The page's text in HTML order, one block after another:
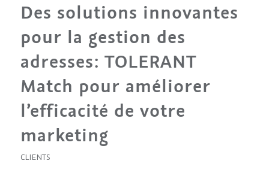
Des solutions innovantes
pour la gestion des
adresses: TOLERANT
Match pour améliorer
l’efficacité de votre
marketing
CLIENTS